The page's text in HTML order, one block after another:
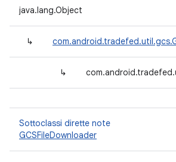
java.lang.Object
↳
↳
Sottoclassi dirette note
GCSFileDownloader